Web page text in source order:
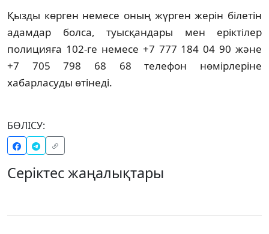
Қызды көрген немесе оның жүрген жерін білетін
адамдар болса, туысқандары мен еріктілер
полицияға 102-ге немесе +7 777 184 04 90 және
+7 705 798 68 68 телефон нөмірлеріне
хабарласуды өтінеді.
БӨЛІСУ:
Серіктес жаңалықтары